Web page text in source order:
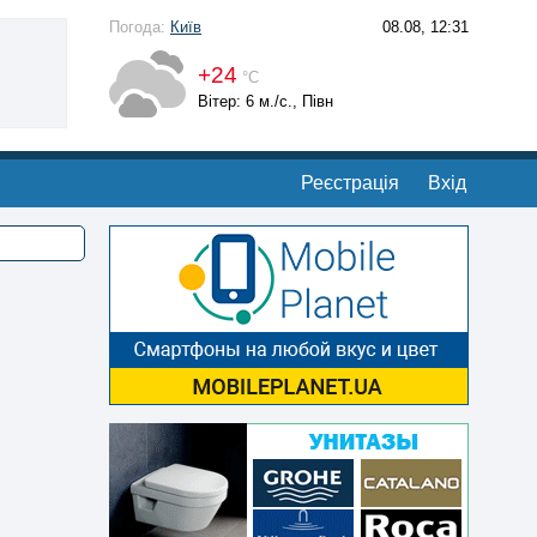
Погода: Київ 08.08, 12:31
+24 °С
Вітер: 6 м./с., Півн
Реєстрація Вхід